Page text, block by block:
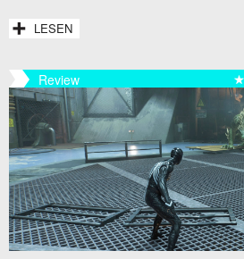
LESEN
Review